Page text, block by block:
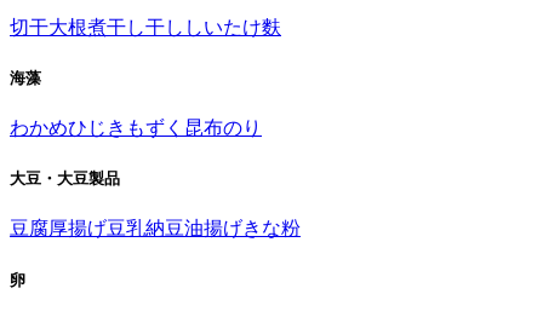
切干大根煮干し干ししいたけ麩
海藻
わかめひじき もずく 昆布のり
大豆・大豆製品
豆腐厚揚げ豆乳納豆油揚げきな粉
卵